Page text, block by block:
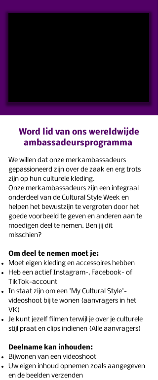
Word lid van ons wereldwijde
ambassadeursprogramma
We willen dat onze merkambassadeurs
gepassioneerd zijn over de zaak en erg trots
zijn op hun culturele kleding.
Onze merkambassadeurs zijn een integraal
onderdeel van de Cultural Style Week en
helpen het bewustzijn te vergroten door het
goede voorbeeld te geven en anderen aan te
moedigen deel te nemen. Ben jij dit
misschien?
Om deel te nemen moet je:
Moet eigen kleding en accessoires hebben
Heb een actief Instagram-, Facebook- of
TikTok-account
In staat zijn om een 'My Cultural Style'-
videoshoot bij te wonen (aanvragers in het
VK)
Je kunt jezelf filmen terwijl je over je culturele
stijl praat en clips indienen (Alle aanvragers)
Deelname kan inhouden:
Bijwonen van een videoshoot
Uw eigen inhoud opnemen zoals aangegeven
en de beelden verzenden